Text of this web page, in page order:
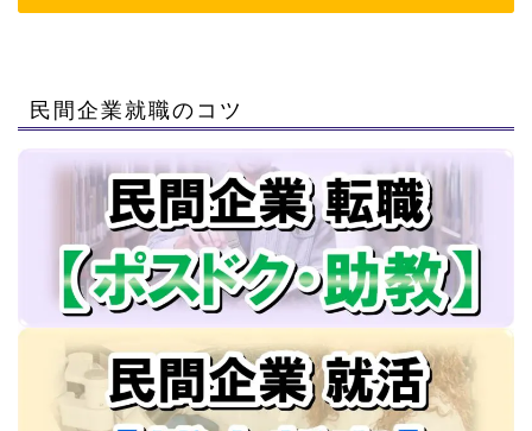
民間企業就職のコツ